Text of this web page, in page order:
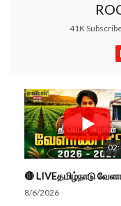
41K
8/6/2026